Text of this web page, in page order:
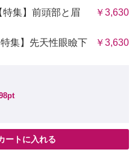
集】前頭部と眉
￥3,630
集】先天性眼瞼下
￥3,630
ートに入れる